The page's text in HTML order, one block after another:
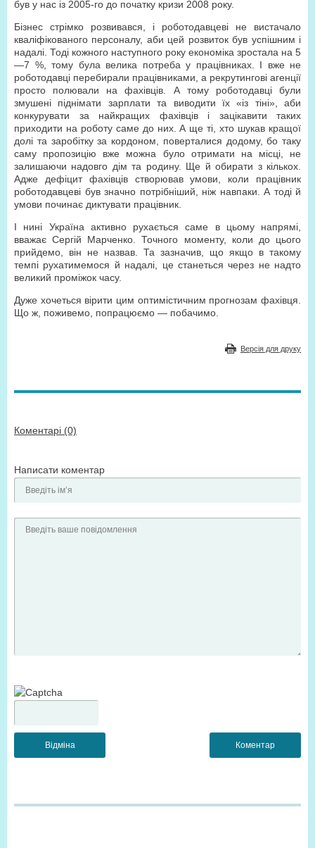
був у нас із 2005-го до початку кризи 2008 року.
Бізнес стрімко розвивався, і роботодавцеві не вистачало
кваліфікованого персоналу, аби цей розвиток був успішним і
надалі. Тоді кожного наступного року економіка зростала на 5
—7 %, тому була велика потреба у працівниках. І вже не
роботодавці перебирали працівниками, а рекрутингові агенції
просто полювали на фахівців. А тому роботодавці були
змушені піднімати зарплати та виводити їх «із тіні», аби
конкурувати за найкращих фахівців і зацікавити таких
приходити на роботу саме до них. А ще ті, хто шукав кращої
долі та заробітку за кордоном, поверталися додому, бо таку
саму пропозицію вже можна було отримати на місці, не
залишаючи надовго дім та родину. Ще й обирати з кількох.
Адже дефіцит фахівців створював умови, коли працівник
роботодавцеві був значно потрібніший, ніж навпаки. А тоді й
умови починає диктувати працівник.
І нині Україна активно рухається саме в цьому напрямі,
вважає Сергій Марченко. Точного моменту, коли до цього
прийдемо, він не назвав. Та зазначив, що якщо в такому
темпі рухатимемося й надалі, це станеться через не надто
великий проміжок часу.
Дуже хочеться вірити цим оптимістичним прогнозам фахівця.
Що ж, поживемо, попрацюємо — побачимо.
Версія для друку
Коментарі (0)
Написати коментар